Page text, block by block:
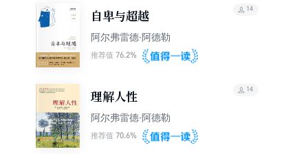
自卑与超越
阿尔弗雷德·阿德勒
推荐值 76.2%
14
理解人性
阿尔弗雷德·阿德勒
推荐值 70.6%
14